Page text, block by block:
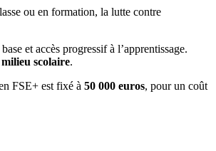
ou en formation, la lutte contre
et accès progressif à l’apprentissage.
scolaire.
FSE+ est fixé à 50 000 euros, pour un coût